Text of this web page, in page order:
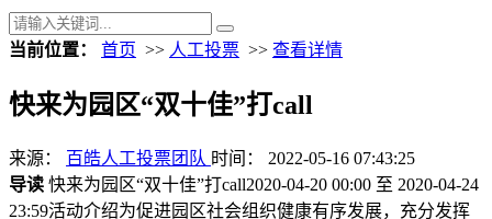
当前位置： 首页 >> 人工投票 >> 查看详情
快来为园区“双十佳”打call
来源： 百皓人工投票团队 时间： 2022-05-16 07:43:25
导读 快来为园区“双十佳”打call2020-04-20 00:00 至 2020-04-24
23:59活动介绍为促进园区社会组织健康有序发展，充分发挥